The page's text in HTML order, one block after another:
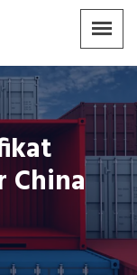
China